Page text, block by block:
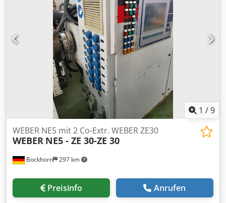
Geschwindigkeit 12 m/s, Schleifbandmotor je Kopf (x1) 3
kW, Bürstenmotor je Kopf (x1) 1.5 kW, Credot D D Nzopfx
Acnjf Vorschubmotor 0.25 kW, Gesamte Leistung 4.75 kW,
Stromverbrauch 12A, Stababsauganschluss je Kopf Ø (2x)
80 mm, Abmessungen 1450x800x1800 mm, Gewicht 500 kg
1 /9
Bockhorn 297 km
WEBER NE5 mit 2 Co-Extr. WEBER ZE30
WEBER NE5 - ZE 30-ZE 30
Preisinfo Anrufen